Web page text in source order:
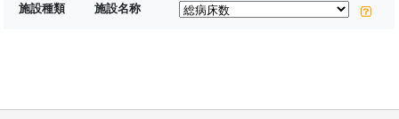
施設種類 施設名称